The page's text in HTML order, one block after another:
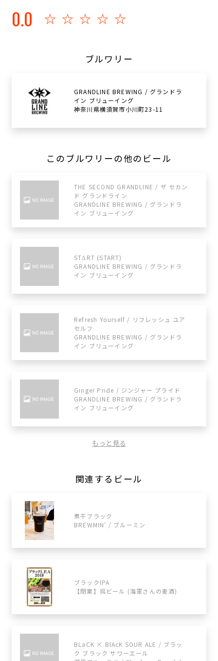
0.0 ☆☆☆☆☆
ブルワリー
GRANDLINE BREWING / グランドラ
イン ブリューイング
神奈川県横須賀市小川町23-11
このブルワリーの他のビール
THE SECOND GRANDLINE / ザ セカン
ド グランドライン
GRANDLINE BREWING / グランドラ
イン ブリューイング
STΔRT (START)
GRANDLINE BREWING / グランドラ
イン ブリューイング
Refresh Yourself / リフレッシュ ユア
セルフ
GRANDLINE BREWING / グランドラ
イン ブリューイング
Ginger Pride / ジンジャー プライド
GRANDLINE BREWING / グランドラ
イン ブリューイング
もっと見る
関連するビール
煮干ブラック
BREWMIN' / ブルーミン
ブラックIPA
【閉業】呉ビール (海軍さんの麦酒)
BLaCK × BlAcK SOUR ALE / ブラッ
ク ブラック サワーエール